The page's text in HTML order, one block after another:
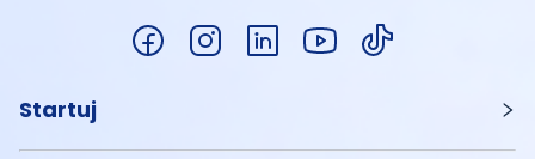
Startuj